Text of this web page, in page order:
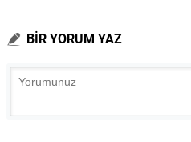
BİR YORUM YAZ